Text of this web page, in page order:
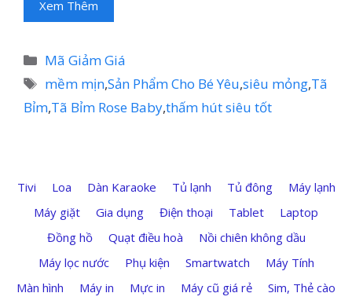
Xem Thêm
Danh
mục
Mã Giảm Giá
Thẻ
mềm mịn,Sản Phẩm Cho Bé Yêu,siêu mỏng,Tã
Bỉm,Tã Bỉm Rose Baby,thấm hút siêu tốt
Tivi Loa Dàn Karaoke Tủ lạnh Tủ đông
Máy lạnh
Máy giặt
Gia dụng Điện thoại Tablet
Laptop
Đồng hồ
Quạt điều hoà
Nồi chiên không dầu
Máy lọc nước
Phụ kiện Smartwatch
Máy Tính
Màn hình
Máy in Mực in Máy cũ giá rẻ
Sim, Thẻ cào